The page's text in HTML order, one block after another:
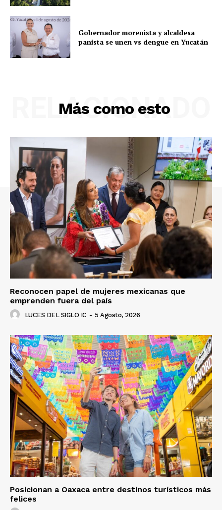
Empresa
Nosotros
Contacto
Política de privacidad
Políticas del Sitio
Información Propietaria / Financiación
Mi cuenta
Gobernador morenista y alcaldesa
panista se unen vs dengue en Yucatán
Más como esto
RELACIONADO
Reconocen papel de mujeres mexicanas que
emprenden fuera del país
LUCES DEL SIGLO IC - 5 Agosto, 2026
Posicionan a Oaxaca entre destinos turísticos más
felices